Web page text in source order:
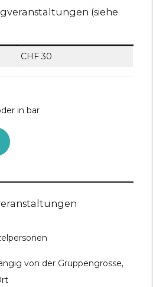
(siehe
CHF 30
in bar
von der Gruppengrösse,